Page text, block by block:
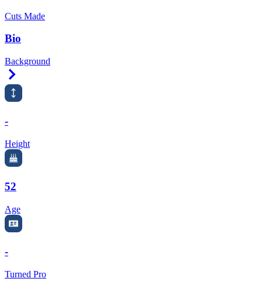
Cuts Made
Bio
Background
-
Height
52
Age
-
Turned Pro